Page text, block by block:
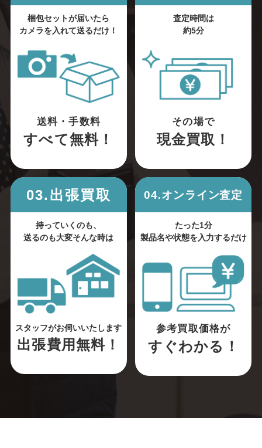
梱包セットが届いたら
カメラを入れて送るだけ！
送料・手数料
すべて無料！
査定時間は
約5分
その場で
現金買取！
03.出張買取
持っていくのも、
送るのも大変そんな時は
スタッフがお伺いいたします
出張費用無料！
04.オンライン査定
たった1分
製品名や状態を入力するだけ
参考買取価格が
すぐわかる！